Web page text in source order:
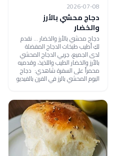
2026-07-08
دجاج محشي بالأرز
والخضار
دجاج محشي بالأرز والخضار ... نقدم
لكِ أطيب طبخات الدجاج المفضلة
لدى الجميع، جربي الدجاج المحشي
بالأرز والخضار الطيب واللذيذ، وقدميه
محمراً على السفرة شاهدي: دجاج
اليوم المحشي بالرز في الفرن بالفيديو